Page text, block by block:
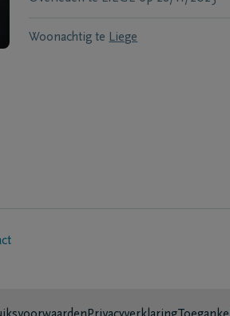
Woonachtig te Liege